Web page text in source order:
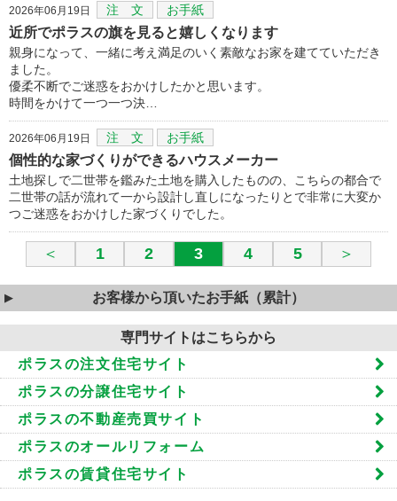
2026年06月19日 注 文 お手紙
近所でポラスの旗を見ると嬉しくなります
親身になって、一緒に考え満足のいく素敵なお家を建てていただき
ました。
優柔不断でご迷惑をおかけしたかと思います。
時間をかけて一つ一つ決…
2026年06月19日 注 文 お手紙
個性的な家づくりができるハウスメーカー
土地探しで二世帯を鑑みた土地を購入したものの、こちらの都合で
二世帯の話が流れて一から設計し直しになったりとで非常に大変か
つご迷惑をおかけした家づくりでした。
＜ 1 2 3 4 5 ＞
お客様から頂いたお手紙（累計）
専門サイトはこちらから
ポラスの注文住宅サイト
ポラスの分譲住宅サイト
ポラスの不動産売買サイト
ポラスのオールリフォーム
ポラスの賃貸住宅サイト